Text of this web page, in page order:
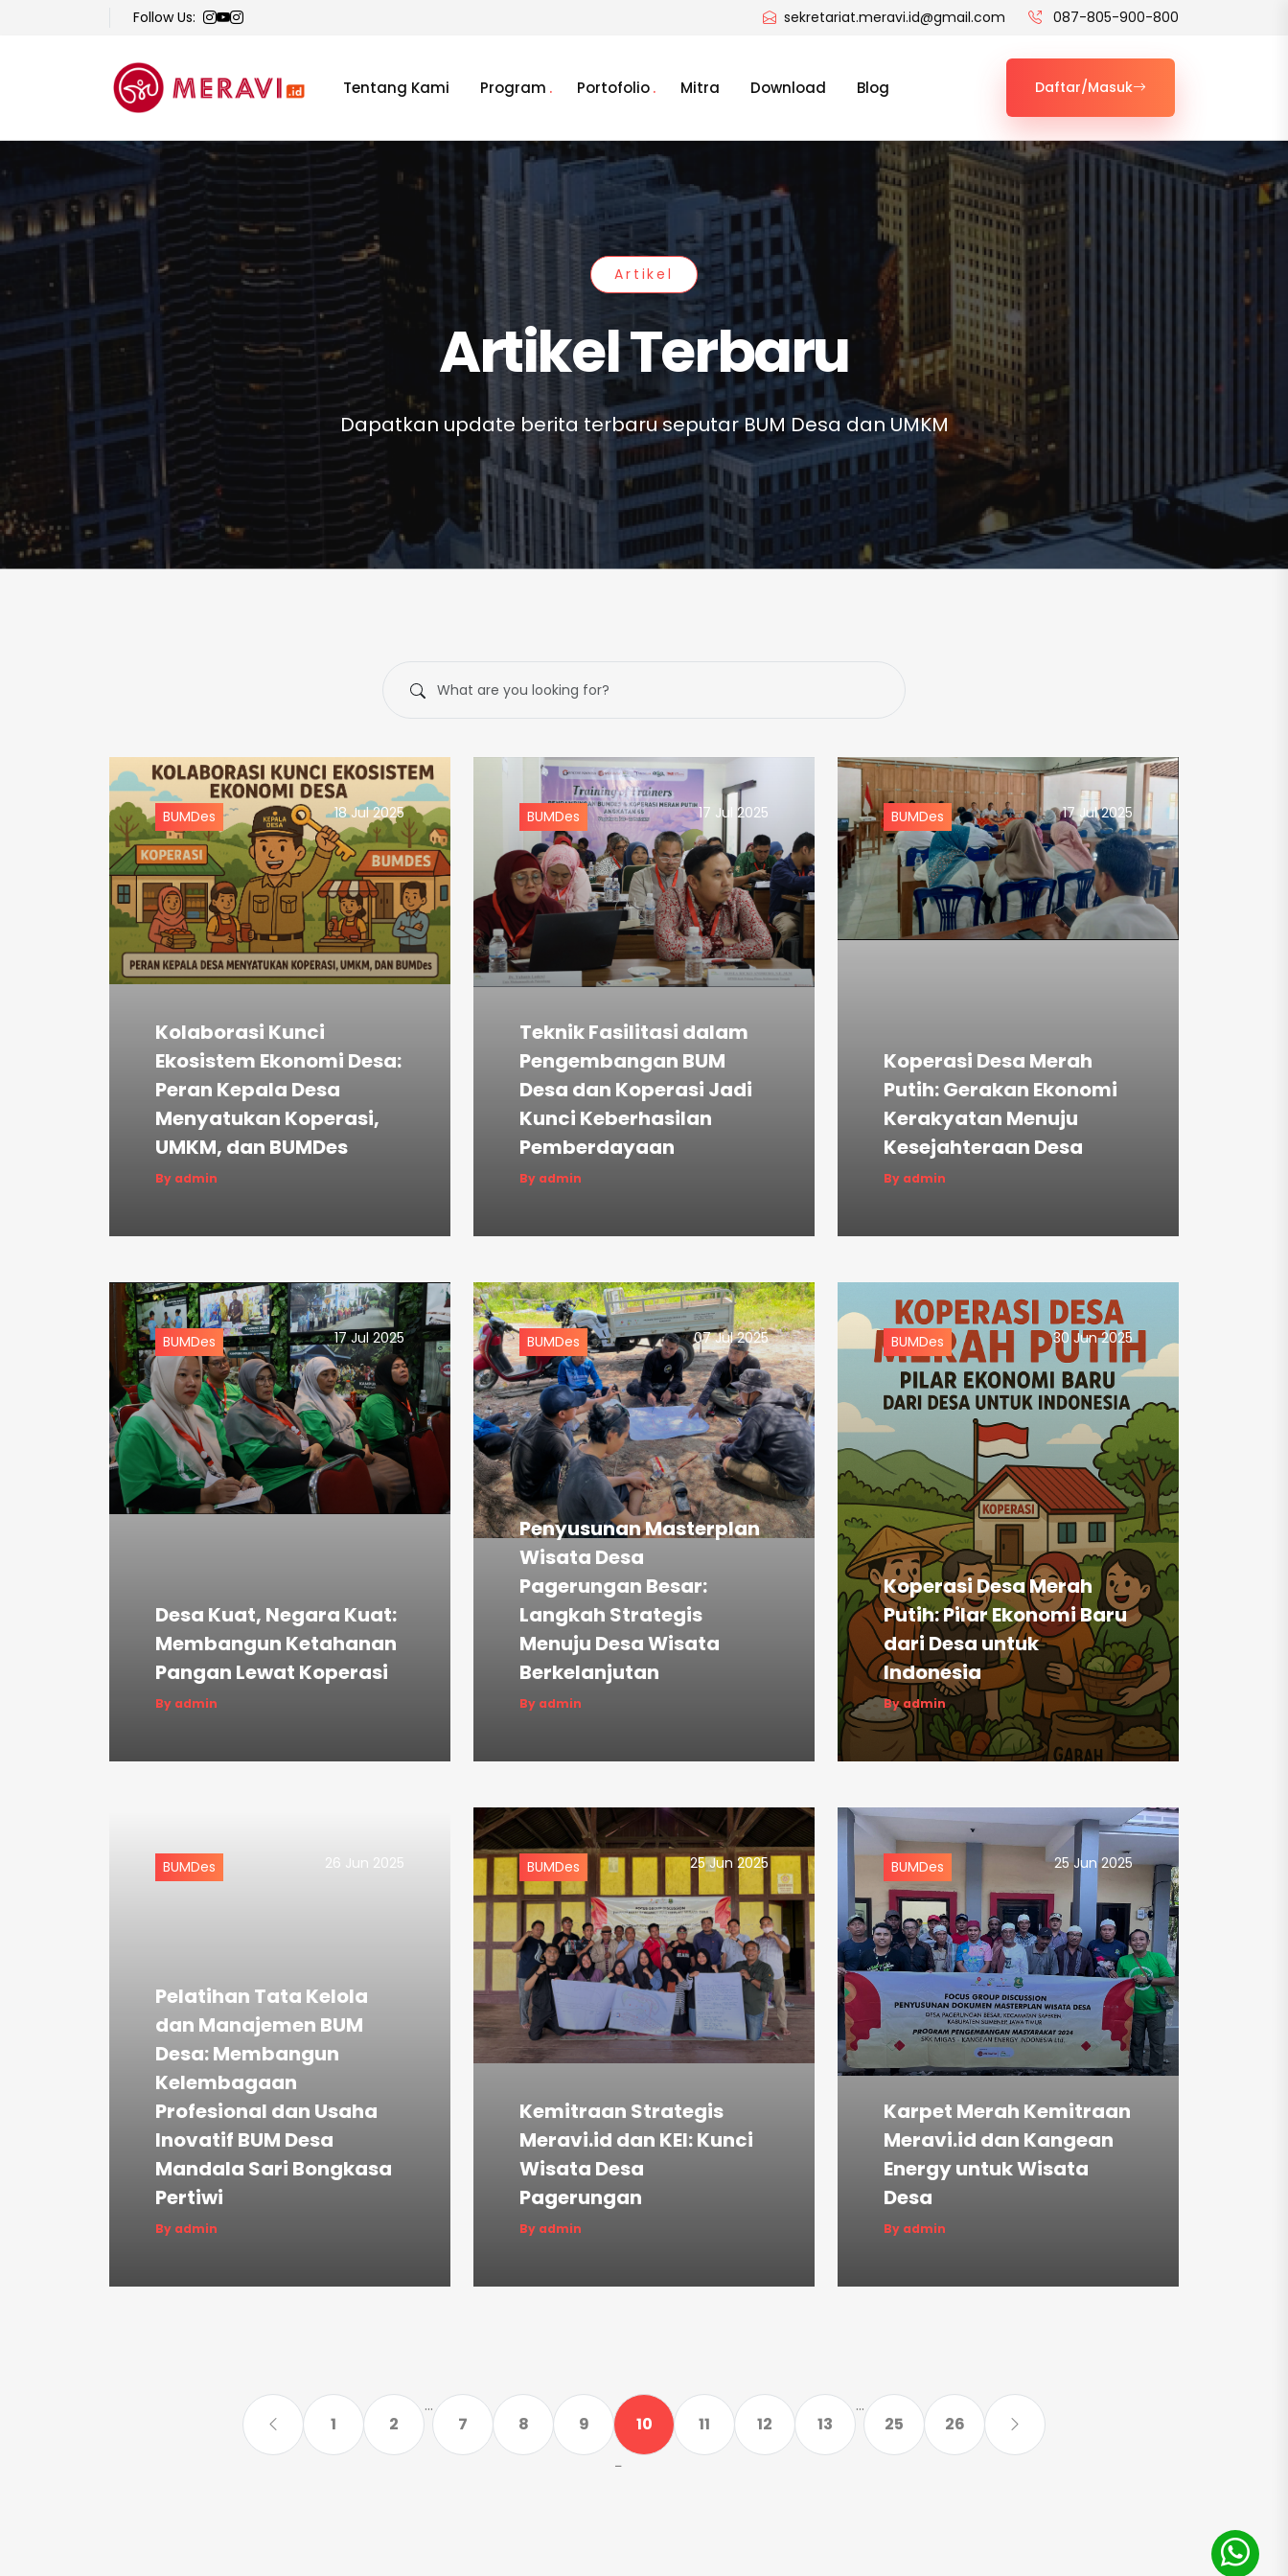
Follow Us: sekretariat.meravi.id@gmail.com 087-805-900-800
Tentang Kami Program Portofolio Mitra Download Blog Daftar/Masuk
Artikel
Artikel Terbaru
Dapatkan update berita terbaru seputar BUM Desa dan UMKM
Search
BUMDes 18 Jul 2025
Kolaborasi Kunci
Ekosistem Ekonomi Desa:
Peran Kepala Desa
Menyatukan Koperasi,
UMKM, dan BUMDes
By admin
BUMDes 17 Jul 2025
Teknik Fasilitasi dalam
Pengembangan BUM
Desa dan Koperasi Jadi
Kunci Keberhasilan
Pemberdayaan
By admin
BUMDes 17 Jul 2025
Koperasi Desa Merah
Putih: Gerakan Ekonomi
Kerakyatan Menuju
Kesejahteraan Desa
By admin
BUMDes 17 Jul 2025
Desa Kuat, Negara Kuat:
Membangun Ketahanan
Pangan Lewat Koperasi
By admin
BUMDes 07 Jul 2025
Penyusunan Masterplan
Wisata Desa
Pagerungan Besar:
Langkah Strategis
Menuju Desa Wisata
Berkelanjutan
By admin
BUMDes 30 Jun 2025
Koperasi Desa Merah
Putih: Pilar Ekonomi Baru
dari Desa untuk
Indonesia
By admin
BUMDes 26 Jun 2025
Pelatihan Tata Kelola
dan Manajemen BUM
Desa: Membangun
Kelembagaan
Profesional dan Usaha
Inovatif BUM Desa
Mandala Sari Bongkasa
Pertiwi
By admin
BUMDes 25 Jun 2025
Kemitraan Strategis
Meravi.id dan KEI: Kunci
Wisata Desa
Pagerungan
By admin
BUMDes 25 Jun 2025
Karpet Merah Kemitraan
Meravi.id dan Kangean
Energy untuk Wisata
Desa
By admin
1 2
...
7
8 9 10 11 12 13
...
25
26